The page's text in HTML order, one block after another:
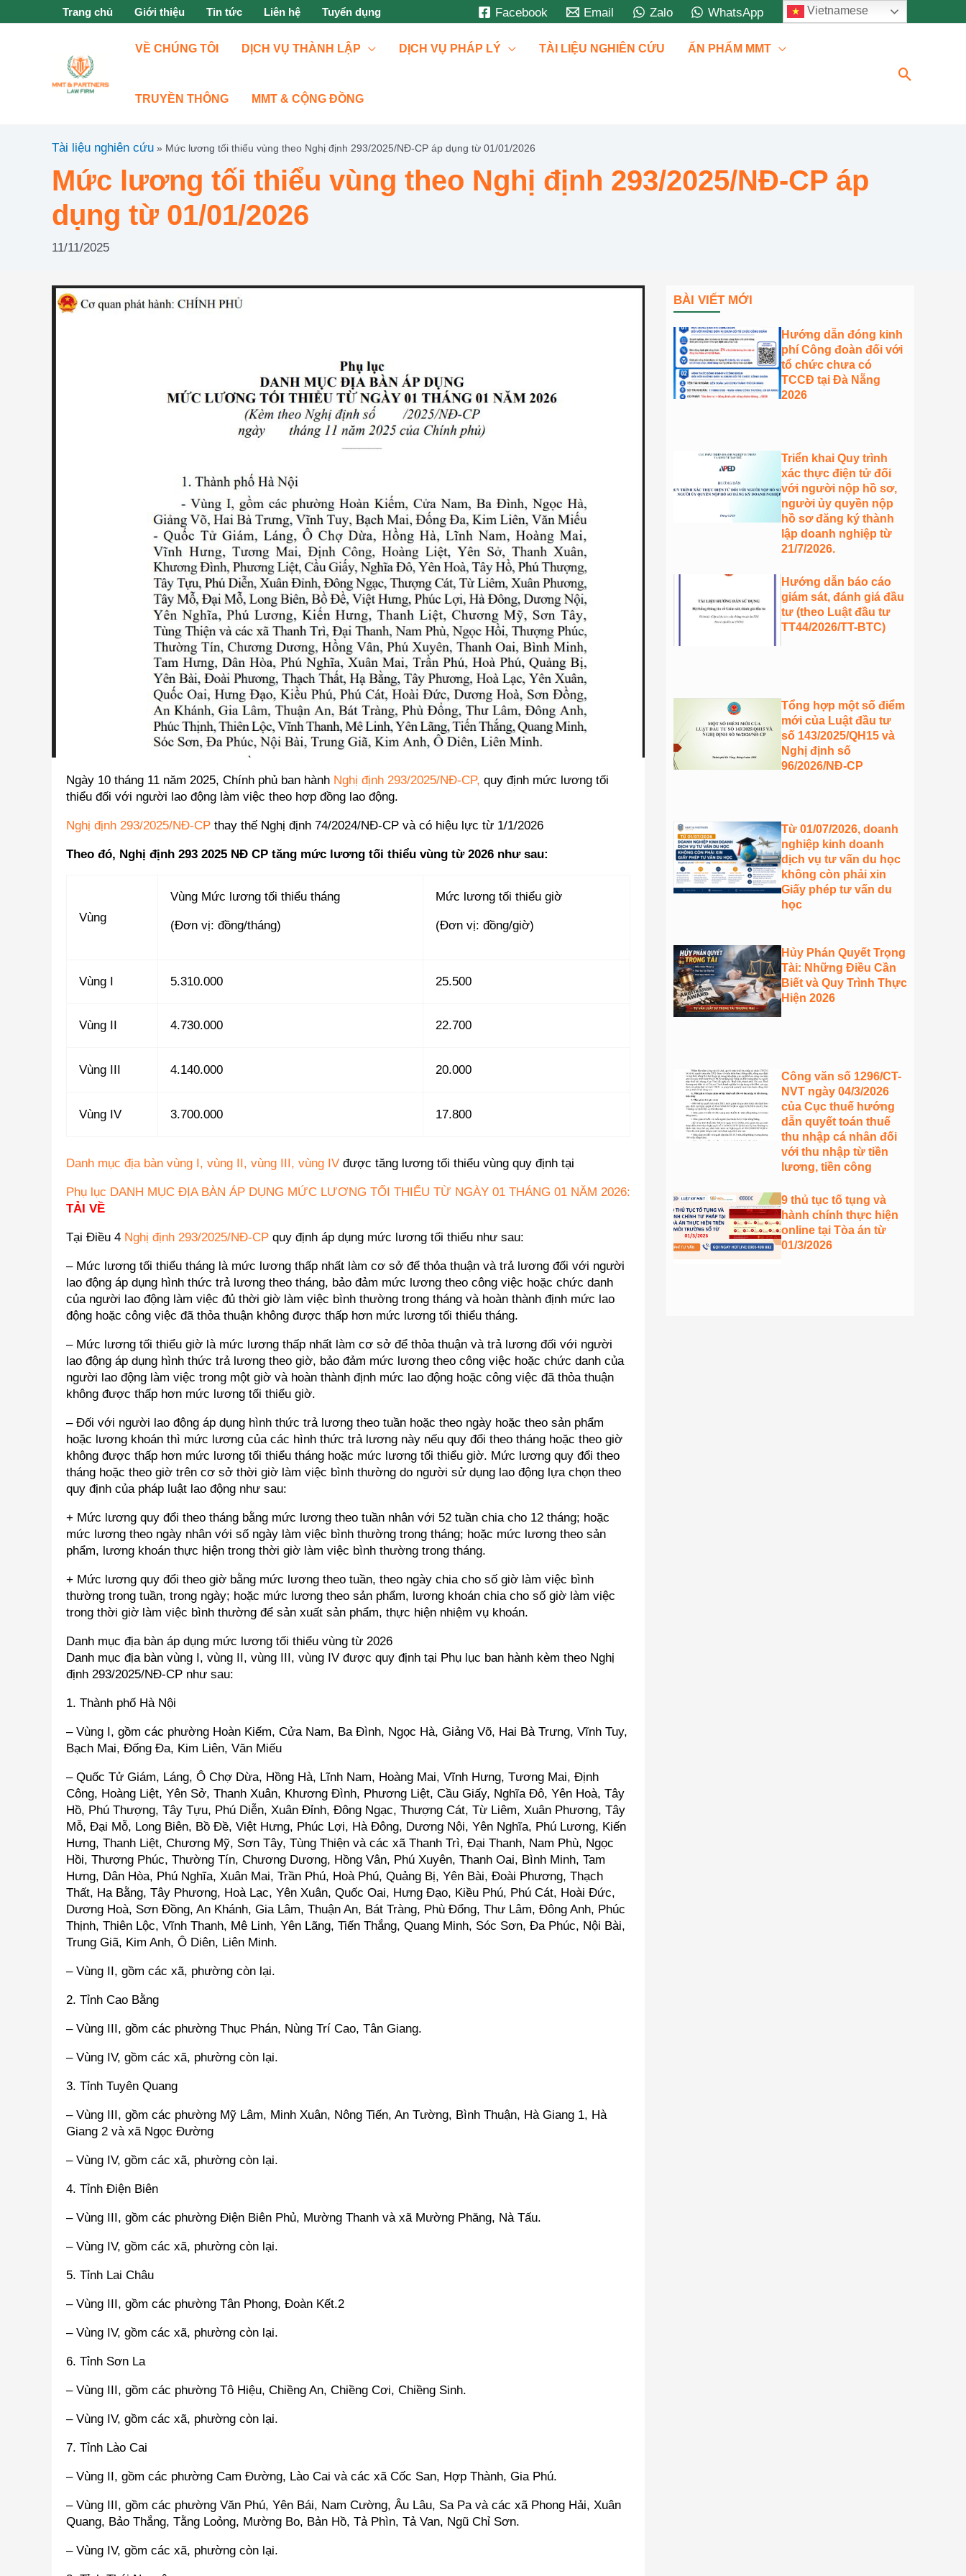
tới
Trang chủ Giới thiệu Tin tức Liên hệ Tuyển dụng Facebook Email Zalo WhatsApp Vietnamese
VỀ CHÚNG TÔI DỊCH VỤ THÀNH LẬP DỊCH VỤ PHÁP LÝ TÀI LIỆU NGHIÊN CỨU ẤN PHẨM MMT
TRUYỀN THÔNG MMT & CỘNG ĐỒNG
Tìm
Tài liệu nghiên cứu » Mức lương tối thiểu vùng theo Nghị định 293/2025/NĐ-CP áp dụng từ 01/01/2026
Mức lương tối thiểu vùng theo Nghị định 293/2025/NĐ-CP áp
dụng từ 01/01/2026
11/11/2025
Ngày 10 tháng 11 năm 2025, Chính phủ ban hành Nghị định 293/2025/NĐ-CP, quy định mức lương tối
thiểu đối với người lao động làm việc theo hợp đồng lao động.
Nghị định 293/2025/NĐ-CP thay thế Nghị định 74/2024/NĐ-CP và có hiệu lực từ 1/1/2026
Theo đó, Nghị định 293 2025 NĐ CP tăng mức lương tối thiểu vùng từ 2026 như sau:
Vùng
Vùng Mức lương tối thiểu tháng
(Đơn vị: đồng/tháng)
Mức lương tối thiểu giờ
(Đơn vị: đồng/giờ)
Vùng I 5.310.000 25.500
Vùng II 4.730.000 22.700
Vùng III 4.140.000 20.000
Vùng IV 3.700.000 17.800
Danh mục địa bàn vùng I, vùng II, vùng III, vùng IV được tăng lương tối thiểu vùng quy định tại
Phụ lục DANH MỤC ĐỊA BÀN ÁP DỤNG MỨC LƯƠNG TỐI THIỂU TỪ NGÀY 01 THÁNG 01 NĂM 2026:
TẢI VỀ
Tại Điều 4 Nghị định 293/2025/NĐ-CP quy định áp dụng mức lương tối thiểu như sau:
– Mức lương tối thiểu tháng là mức lương thấp nhất làm cơ sở để thỏa thuận và trả lương đối với người
lao động áp dụng hình thức trả lương theo tháng, bảo đảm mức lương theo công việc hoặc chức danh
của người lao động làm việc đủ thời giờ làm việc bình thường trong tháng và hoàn thành định mức lao
động hoặc công việc đã thỏa thuận không được thấp hơn mức lương tối thiểu tháng.
– Mức lương tối thiểu giờ là mức lương thấp nhất làm cơ sở để thỏa thuận và trả lương đối với người
lao động áp dụng hình thức trả lương theo giờ, bảo đảm mức lương theo công việc hoặc chức danh của
người lao động làm việc trong một giờ và hoàn thành định mức lao động hoặc công việc đã thỏa thuận
không được thấp hơn mức lương tối thiểu giờ.
– Đối với người lao động áp dụng hình thức trả lương theo tuần hoặc theo ngày hoặc theo sản phẩm
hoặc lương khoán thì mức lương của các hình thức trả lương này nếu quy đổi theo tháng hoặc theo giờ
không được thấp hơn mức lương tối thiểu tháng hoặc mức lương tối thiểu giờ. Mức lương quy đổi theo
tháng hoặc theo giờ trên cơ sở thời giờ làm việc bình thường do người sử dụng lao động lựa chọn theo
quy định của pháp luật lao động như sau:
+ Mức lương quy đổi theo tháng bằng mức lương theo tuần nhân với 52 tuần chia cho 12 tháng; hoặc
mức lương theo ngày nhân với số ngày làm việc bình thường trong tháng; hoặc mức lương theo sản
phẩm, lương khoán thực hiện trong thời giờ làm việc bình thường trong tháng.
+ Mức lương quy đổi theo giờ bằng mức lương theo tuần, theo ngày chia cho số giờ làm việc bình
thường trong tuần, trong ngày; hoặc mức lương theo sản phẩm, lương khoán chia cho số giờ làm việc
trong thời giờ làm việc bình thường để sản xuất sản phẩm, thực hiện nhiệm vụ khoán.
Danh mục địa bàn áp dụng mức lương tối thiểu vùng từ 2026
Danh mục địa bàn vùng I, vùng II, vùng III, vùng IV được quy định tại Phụ lục ban hành kèm theo Nghị
định 293/2025/NĐ-CP như sau:
1. Thành phố Hà Nội
– Vùng I, gồm các phường Hoàn Kiếm, Cửa Nam, Ba Đình, Ngọc Hà, Giảng Võ, Hai Bà Trưng, Vĩnh Tuy,
Bạch Mai, Đống Đa, Kim Liên, Văn Miếu
– Quốc Tử Giám, Láng, Ô Chợ Dừa, Hồng Hà, Lĩnh Nam, Hoàng Mai, Vĩnh Hưng, Tương Mai, Định
Công, Hoàng Liệt, Yên Sở, Thanh Xuân, Khương Đình, Phương Liệt, Cầu Giấy, Nghĩa Đô, Yên Hoà, Tây
Hồ, Phú Thượng, Tây Tựu, Phú Diễn, Xuân Đỉnh, Đông Ngạc, Thượng Cát, Từ Liêm, Xuân Phương, Tây
Mỗ, Đại Mỗ, Long Biên, Bồ Đề, Việt Hưng, Phúc Lợi, Hà Đông, Dương Nội, Yên Nghĩa, Phú Lương, Kiến
Hưng, Thanh Liệt, Chương Mỹ, Sơn Tây, Tùng Thiện và các xã Thanh Trì, Đại Thanh, Nam Phù, Ngọc
Hồi, Thượng Phúc, Thường Tín, Chương Dương, Hồng Vân, Phú Xuyên, Thanh Oai, Bình Minh, Tam
Hưng, Dân Hòa, Phú Nghĩa, Xuân Mai, Trần Phú, Hoà Phú, Quảng Bị, Yên Bài, Đoài Phương, Thạch
Thất, Hạ Bằng, Tây Phương, Hoà Lạc, Yên Xuân, Quốc Oai, Hưng Đạo, Kiều Phú, Phú Cát, Hoài Đức,
Dương Hoà, Sơn Đồng, An Khánh, Gia Lâm, Thuận An, Bát Tràng, Phù Đổng, Thư Lâm, Đông Anh, Phúc
Thịnh, Thiên Lộc, Vĩnh Thanh, Mê Linh, Yên Lãng, Tiến Thắng, Quang Minh, Sóc Sơn, Đa Phúc, Nội Bài,
Trung Giã, Kim Anh, Ô Diên, Liên Minh.
– Vùng II, gồm các xã, phường còn lại.
2. Tỉnh Cao Bằng
– Vùng III, gồm các phường Thục Phán, Nùng Trí Cao, Tân Giang.
– Vùng IV, gồm các xã, phường còn lại.
3. Tỉnh Tuyên Quang
– Vùng III, gồm các phường Mỹ Lâm, Minh Xuân, Nông Tiến, An Tường, Bình Thuận, Hà Giang 1, Hà
Giang 2 và xã Ngọc Đường
– Vùng IV, gồm các xã, phường còn lại.
4. Tỉnh Điện Biên
– Vùng III, gồm các phường Điện Biên Phủ, Mường Thanh và xã Mường Phăng, Nà Tấu.
– Vùng IV, gồm các xã, phường còn lại.
5. Tỉnh Lai Châu
– Vùng III, gồm các phường Tân Phong, Đoàn Kết.2
– Vùng IV, gồm các xã, phường còn lại.
6. Tỉnh Sơn La
– Vùng III, gồm các phường Tô Hiệu, Chiềng An, Chiềng Cơi, Chiềng Sinh.
– Vùng IV, gồm các xã, phường còn lại.
7. Tỉnh Lào Cai
– Vùng II, gồm các phường Cam Đường, Lào Cai và các xã Cốc San, Hợp Thành, Gia Phú.
– Vùng III, gồm các phường Văn Phú, Yên Bái, Nam Cường, Âu Lâu, Sa Pa và các xã Phong Hải, Xuân
Quang, Bảo Thắng, Tằng Loỏng, Mường Bo, Bản Hồ, Tả Phìn, Tả Van, Ngũ Chỉ Sơn.
– Vùng IV, gồm các xã, phường còn lại.
BÀI VIẾT MỚI
Hướng dẫn đóng kinh
phí Công đoàn đối với
tổ chức chưa có
TCCĐ tại Đà Nẵng
2026
Triển khai Quy trình
xác thực điện tử đối
với người nộp hồ sơ,
người ủy quyền nộp
hồ sơ đăng ký thành
lập doanh nghiệp từ
21/7/2026.
Hướng dẫn báo cáo
giám sát, đánh giá đầu
tư (theo Luật đầu tư
TT44/2026/TT-BTC)
Tổng hợp một số điểm
mới của Luật đầu tư
số 143/2025/QH15 và
Nghị định số
96/2026/NĐ-CP
Từ 01/07/2026, doanh
nghiệp kinh doanh
dịch vụ tư vấn du học
không còn phải xin
Giấy phép tư vấn du
học
Hủy Phán Quyết Trọng
Tài: Những Điều Cần
Biết và Quy Trình Thực
Hiện 2026
Công văn số 1296/CT-
NVT ngày 04/3/2026
của Cục thuế hướng
dẫn quyết toán thuế
thu nhập cá nhân đối
với thu nhập từ tiền
lương, tiền công
9 thủ tục tố tụng và
hành chính thực hiện
online tại Tòa án từ
01/3/2026